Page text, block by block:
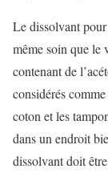
Le dissolvant
même soin que le
contenant de
considérés
coton et les
dans un endroit
dissolvant doit